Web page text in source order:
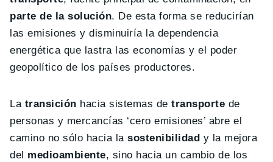
parte de la solución. De esta forma se reducirían
las emisiones y disminuiría la dependencia
energética que lastra las economías y el poder
geopolítico de los países productores.
La transición hacia sistemas detransporte de
personas y mercancías ‘cero emisiones’ abre el
camino no sólo hacia lasostenibilidad y la mejora
del medioambiente, sino hacia un cambio de los